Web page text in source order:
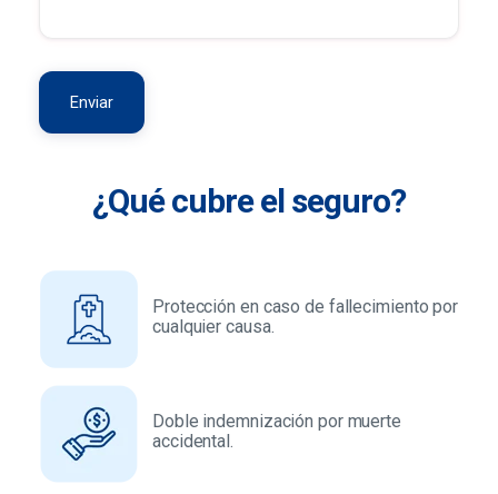
¿Qué cubre el seguro?
Protección en caso de fallecimiento por
cualquier causa.
Doble indemnización por muerte
accidental.